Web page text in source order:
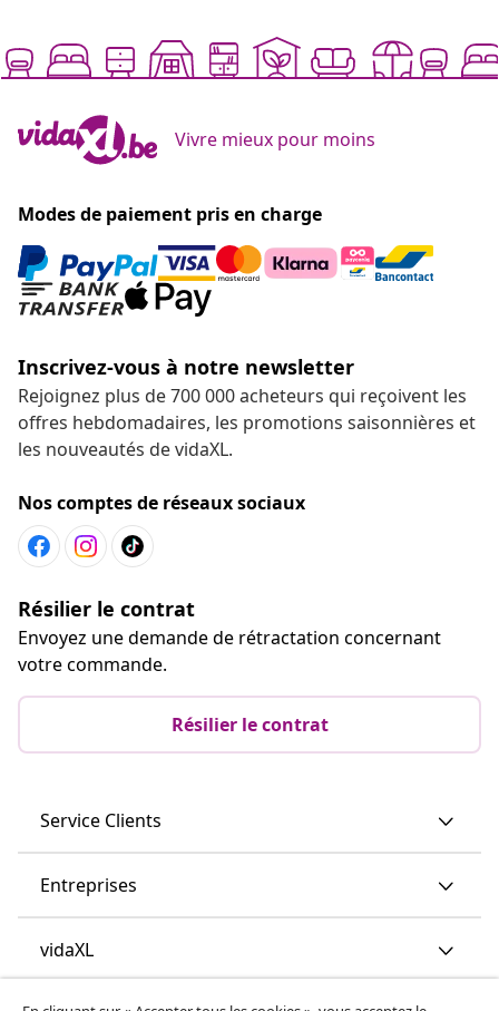
Vivre mieux pour moins
Modes de paiement pris en charge
Inscrivez-vous à notre newsletter
Rejoignez plus de 700 000 acheteurs qui reçoivent les
offres hebdomadaires, les promotions saisonnières et
les nouveautés de vidaXL.
Nos comptes de réseaux sociaux
Résilier le contrat
Envoyez une demande de rétractation concernant
votre commande.
Résilier le contrat
Service Clients
Entreprises
vidaXL